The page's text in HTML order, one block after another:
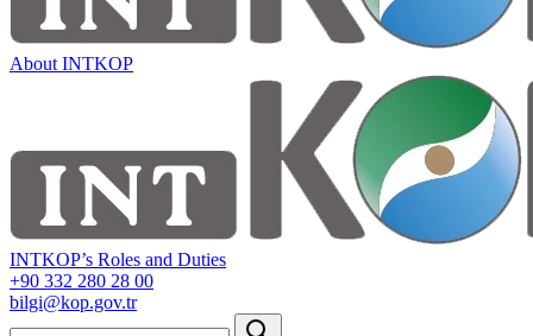
About INTKOP
INTKOP’s Roles and Duties
+90 332 280 28 00
bilgi@kop.gov.tr